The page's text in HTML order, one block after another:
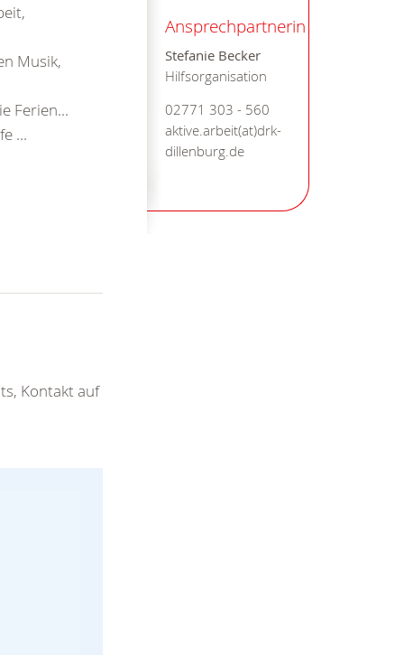
Ansprechpartnerin
Stefanie Becker
Hilfsorganisation
02771 303 - 560
aktive.arbeit(at)drk-
dillenburg.de
Musik,
Ferien...
...
Kontakt auf